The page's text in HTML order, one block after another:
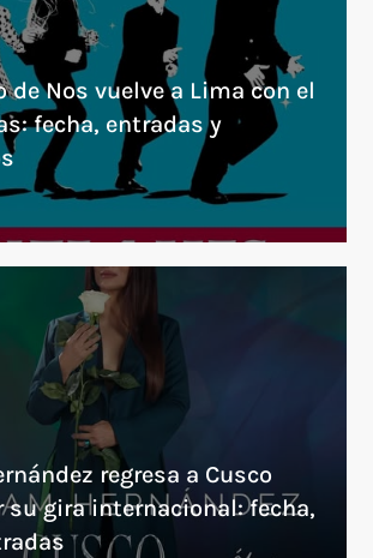
de Nos vuelve a Lima con el
fecha, entradas y
regresa a Cusco
su gira internacional: fecha,